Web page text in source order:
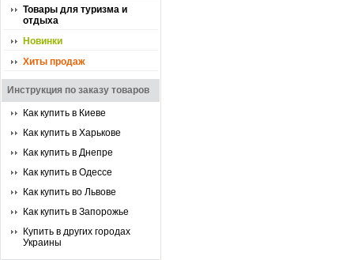
Товары для туризма и
отдыха
Новинки
Хиты продаж
Инструкция по заказу товаров
Как купить в Киеве
Как купить в Харькове
Как купить в Днепре
Как купить в Одессе
Как купить во Львове
Как купить в Запорожье
Купить в других городах
Украины